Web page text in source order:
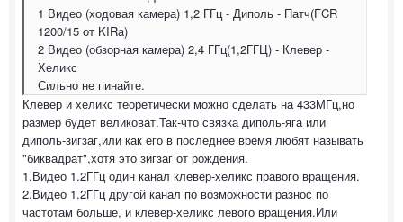
1 Видео (ходовая камера) 1,2 ГГц - Диполь - Патч(FCR
1200/15 от KIRa)
2 Видео (обзорная камера) 2,4 ГГц(1,2ГГЦ) - Клевер -
Хеликс
Сильно не пинайте.
Клевер и хеликс теоретически можно сделать на 433МГц,но
размер будет великоват.Так-что связка диполь-яга или
диполь-зигзаг,или как его в последнее время любят называть
"биквадрат",хотя это зигзаг от рождения.
1.Видео 1.2ГГц один канал клевер-хеликс правого вращения.
2.Видео 1.2ГГц другой канал по возможности разнос по
частотам больше, и клевер-хеликс левого вращения.Или